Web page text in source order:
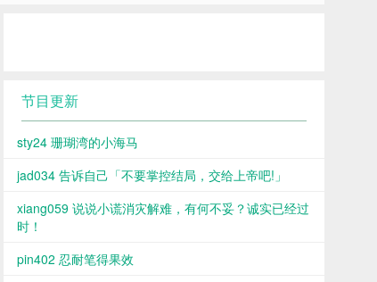
节目更新
sty24 珊瑚湾的小海马
jad034 告诉自己「不要掌控结局，交给上帝吧!」
xiang059 说说小谎消灾解难，有何不妥？诚实已经过
时！
pin402 忍耐笔得果效